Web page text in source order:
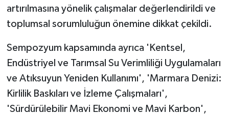
artırılmasına yönelik çalışmalar değerlendirildi ve
toplumsal sorumluluğun önemine dikkat çekildi.
Sempozyum kapsamında ayrıca 'Kentsel,
Endüstriyel ve Tarımsal Su Verimliliği Uygulamaları
ve Atıksuyun Yeniden Kullanımı', 'Marmara Denizi:
Kirlilik Baskıları ve İzleme Çalışmaları',
'Sürdürülebilir Mavi Ekonomi ve Mavi Karbon',